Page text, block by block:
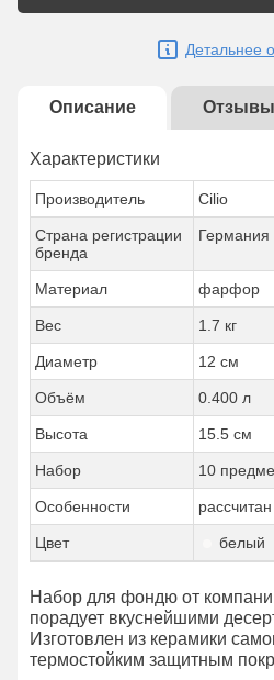
Детальнее
Описание Отзывы
Характеристики
Производитель Cilio
Страна регистрации
бренда
Германия
Материал фарфор
Вес 1.7 кг
Диаметр 12 см
Объём 0.400 л
Высота 15.5 см
Набор 10
Особенности
Цвет белый
Набор для фондю от
порадует вкуснейшими
Изготовлен из керамики
термостойким защитным